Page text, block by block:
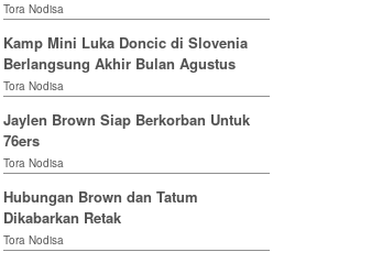
Tora Nodisa
Kamp Mini Luka Doncic di Slovenia
Berlangsung Akhir Bulan Agustus
Tora Nodisa
Jaylen Brown Siap Berkorban Untuk
76ers
Tora Nodisa
Hubungan Brown dan Tatum
Dikabarkan Retak
Tora Nodisa